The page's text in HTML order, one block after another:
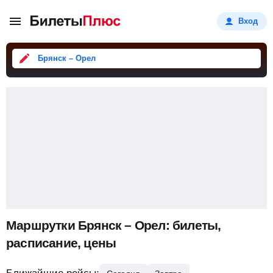
Вход
Брянск – Орел
Маршрутки Брянск – Орел: билеты,
расписание, цены